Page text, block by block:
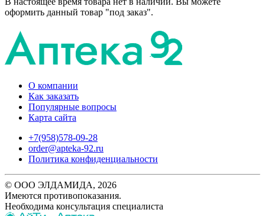
оформить данный товар "под заказ".
О компании
Как заказать
Популярные вопросы
Карта сайта
+7(958)578-09-28
order@apteka-92.ru
Политика конфиденциальности
© ООО ЭЛДАМИДА, 2026
Имеются противопоказания.
Необходима консультация специалиста